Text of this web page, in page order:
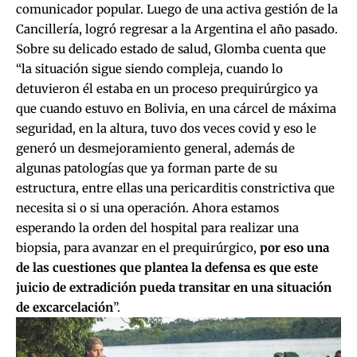
comunicador popular. Luego de una activa gestión de la
Cancillería, logró regresar a la Argentina el año pasado.
Sobre su delicado estado de salud, Glomba cuenta que
“la situación sigue siendo compleja, cuando lo
detuvieron él estaba en un proceso prequirúrgico ya
que cuando estuvo en Bolivia, en una cárcel de máxima
seguridad, en la altura, tuvo dos veces covid y eso le
generó un desmejoramiento general, además de
algunas patologías que ya forman parte de su
estructura, entre ellas una pericarditis constrictiva que
necesita si o si una operación. Ahora estamos
esperando la orden del hospital para realizar una
biopsia, para avanzar en el prequirúrgico, por eso una
de las cuestiones que plantea la defensa es que este
juicio de extradición pueda transitar en una situación
de excarcelación”.